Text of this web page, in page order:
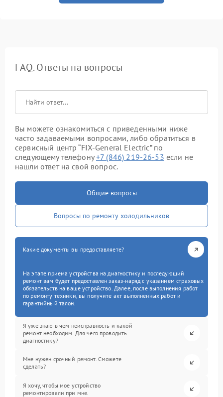
FAQ. Ответы на вопросы
Вы можете ознакомиться с приведенными ниже
часто задаваемыми вопросами, либо обратиться в
сервисный центр “FIX-General Electric” по
следующему телефону+7 (846) 219-26-53 если не
нашли ответ на свой вопрос.
Общие вопросы
Вопросы по ремонту холодильников
Какие документы вы предоставляете?
На этапе приема устройства на диагностику и последующий
ремонт вам будет предоставлен заказ-наряд с указанием страховых
обязательств на ваше устройство. Далее, после выполнения работ
по ремонту техники, вы получите акт выполненных работ и
гарантийный талон.
Я уже знаю в чем неисправность и какой
ремонт необходим. Для чего проводить
диагностику?
Мне нужен срочный ремонт. Сможете
сделать?
Я хочу, чтобы мое устройство
ремонтировали при мне.